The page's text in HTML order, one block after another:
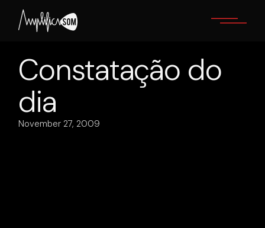
content
Constatação do
dia
November 27, 2009